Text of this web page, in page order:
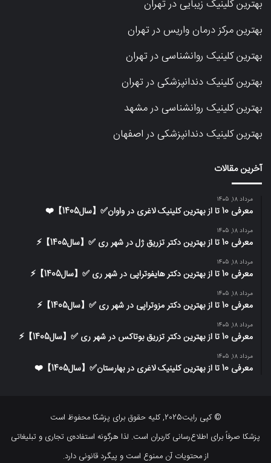
بهترین کلینیک زیبایی در تهران
بهترین مرکز درمان واریس در تهران
بهترین کلینیک روانشناسی در تهران
بهترین کلینیک دندانپزشکی در تهران
بهترین کلینیک روانشناسی در مشهد
بهترین کلینیک دندانپزشکی در اصفهان
آخرین مقالات
مرداد 18, 1405
معرفی 10 تا از بهترین کلینیک لاغری در واوان✅【سال1405】❤️
مرداد 18, 1405
معرفی 10 تا از بهترین دکتر تزریق ژل در شهر ری ✅【سال1405】⚡️
مرداد 18, 1405
معرفی 10 تا از بهترین دکتر هایفوتراپی در شهر ری ✅【سال1405】⚡️
مرداد 18, 1405
معرفی 10 تا از بهترین دکتر مزوتراپی در شهر ری ✅【سال1405】⚡️
مرداد 18, 1405
معرفی 10 تا از بهترین دکتر تزریق بوتاکس در شهر ری ✅【سال1405】⚡️
مرداد 18, 1405
معرفی 10 تا از بهترین کلینیک لاغری در بهارستان✅【سال1405】❤️
© کپی رایت2025, کلیه حقوق برای پزشکا محفوظ است
پزشکا صرفاً برای اطلاع‌رسانی کاربران است. لذا هرگونه استفاده‌ی تجاری و تبلیغاتی
از محتویات آن ممنوع است و پیگرد قانونی دارد.